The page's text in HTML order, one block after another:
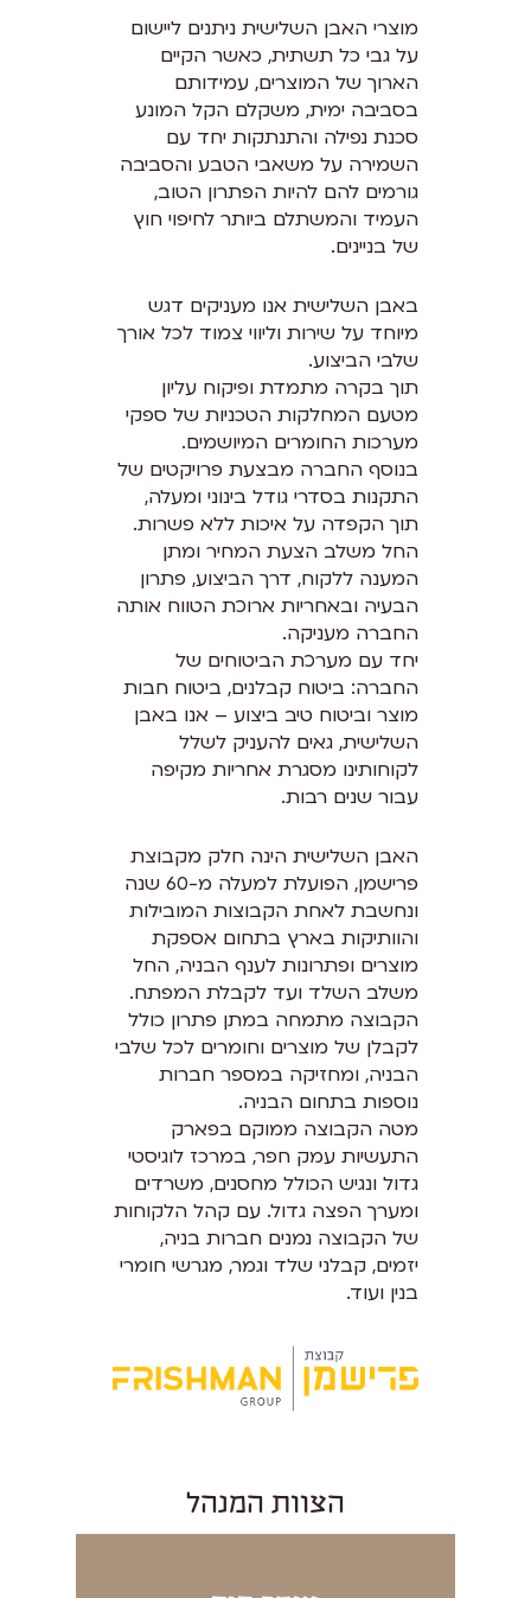
מוצרי האבן השלישית ניתנים ליישום
על גבי כל תשתית, כאשר הקיים
הארוך של המוצרים, עמידותם
בסביבה ימית, משקלם הקל המונע
סכנת נפילה והתנתקות יחד עם
השמירה על משאבי הטבע והסביבה
גורמים להם להיות הפתרון הטוב,
העמיד והמשתלם ביותר לחיפוי חוץ
של בניינים.
באבן השלישית אנו מעניקים דגש
מיוחד על שירות וליווי צמוד לכל אורך
שלבי הביצוע.
תוך בקרה מתמדת ופיקוח עליון
מטעם המחלקות הטכניות של ספקי
מערכות החומרים המיושמים.
בנוסף החברה מבצעת פרויקטים של
התקנות בסדרי גודל בינוני ומעלה,
תוך הקפדה על איכות ללא פשרות.
החל משלב הצעת המחיר ומתן
המענה ללקוח, דרך הביצוע, פתרון
הבעיה ובאחריות ארוכת הטווח אותה
החברה מעניקה.
יחד עם מערכת הביטוחים של
החברה: ביטוח קבלנים, ביטוח חבות
מוצר וביטוח טיב ביצוע – אנו באבן
השלישית, גאים להעניק לשלל
לקוחותינו מסגרת אחריות מקיפה
עבור שנים רבות.
האבן השלישית הינה חלק מקבוצת
פרישמן, הפועלת למעלה מ-60 שנה
ונחשבת לאחת הקבוצות המובילות
והוותיקות בארץ בתחום אספקת
מוצרים ופתרונות לענף הבניה, החל
משלב השלד ועד לקבלת המפתח.
הקבוצה מתמחה במתן פתרון כולל
לקבלן של מוצרים וחומרים לכל שלבי
הבניה, ומחזיקה במספר חברות
נוספות בתחום הבניה.
מטה הקבוצה ממוקם בפארק
התעשיות עמק חפר, במרכז לוגיסטי
גדול ונגיש הכולל מחסנים, משרדים
ומערך הפצה גדול. עם קהל הלקוחות
של הקבוצה נמנים חברות בניה,
יזמים, קבלני שלד וגמר, מגרשי חומרי
בנין ועוד.
הצוות המנהל